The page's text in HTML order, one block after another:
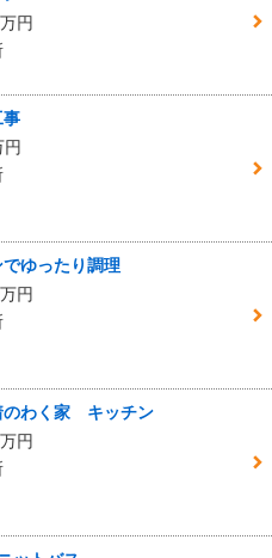
万円
事
円
ゆったり調理
万円
のわく家 キッチン
万円